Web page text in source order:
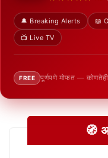
🔔 Breaking Alerts 📖
📺 Live TV
FREE पूर्णपणे मोफत —
🧭